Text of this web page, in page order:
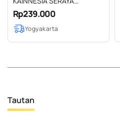
HAMPERS SAFA - HAMPERS
LEBARAN - PARCEL
RAMADHAN
Rp239.000
Yogyakarta
Tautan